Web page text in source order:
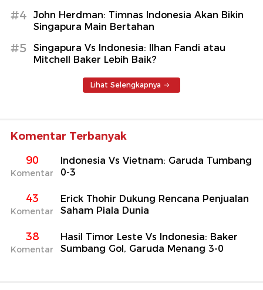
#4
John Herdman: Timnas Indonesia Akan Bikin
Singapura Main Bertahan
#5
Singapura Vs Indonesia: Ilhan Fandi atau
Mitchell Baker Lebih Baik?
Lihat Selengkapnya
Komentar Terbanyak
90
Komentar
Indonesia Vs Vietnam: Garuda Tumbang
0-3
43
Komentar
Erick Thohir Dukung Rencana Penjualan
Saham Piala Dunia
38
Komentar
Hasil Timor Leste Vs Indonesia: Baker
Sumbang Gol, Garuda Menang 3-0